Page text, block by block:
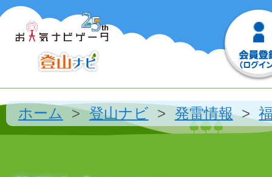
ホーム 登山ナビ 発雷情報